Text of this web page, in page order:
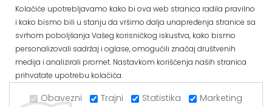
Copyright © 2021 Alvos. All Rights Reserved.
Izrada internet prodavnice i SEO - Web Business Solutions
Dostava i
način
plaćanja
Politika
privatnosti
Kako
kupiti
Reklamacije i pravo
na odustajanje
Social Media
Kolačiće upotrebljavamo kako bi ova web stranica radila pravilno
i kako bismo bili u stanju da vršimo dalja unapređenja stranice sa
svrhom poboljšanja Vašeg korisničkog iskustva, kako bismo
personalizovali sadržaj i oglase, omogućili značaj društvenih
medija i analizirali promet. Nastavkom korišćenja naših stranica
prihvatate upotrebu kolačića.
Obavezni Trajni Statistika Marketing